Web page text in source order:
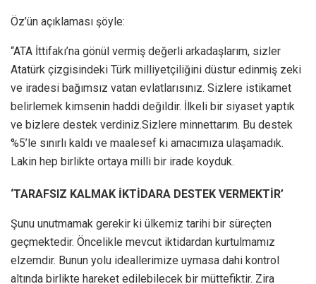
Öz’ün açıklaması şöyle:
“ATA İttifakı’na gönül vermiş değerli arkadaşlarım, sizler
Atatürk çizgisindeki Türk milliyetçiliğini düstur edinmiş zeki
ve iradesi bağımsız vatan evlatlarısınız. Sizlere istikamet
belirlemek kimsenin haddi değildir. İlkeli bir siyaset yaptık
ve bizlere destek verdiniz.Sizlere minnettarım. Bu destek
%5’le sınırlı kaldı ve maalesef ki amacımıza ulaşamadık.
Lakin hep birlikte ortaya milli bir irade koyduk.
‘TARAFSIZ KALMAK İKTİDARA DESTEK VERMEKTİR’
Şunu unutmamak gerekir ki ülkemiz tarihi bir süreçten
geçmektedir. Öncelikle mevcut iktidardan kurtulmamız
elzemdir. Bunun yolu ideallerimize uymasa dahi kontrol
altında birlikte hareket edilebilecek bir müttefiktir. Zira